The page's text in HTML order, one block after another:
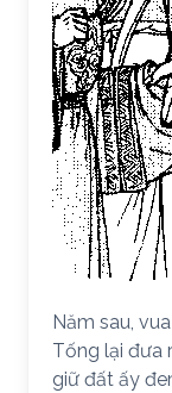
Năm sau,
Tống lại đưa
giữ đất ấy